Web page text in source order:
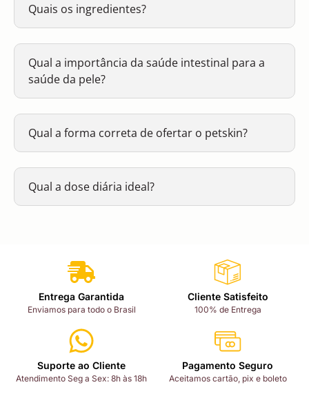
Quais os ingredientes?
Qual a importância da saúde intestinal para a
saúde da pele?
Qual a forma correta de ofertar o petskin?
Qual a dose diária ideal?
Entrega Garantida
Enviamos para todo o Brasil
Cliente Satisfeito
100% de Entrega
Suporte ao Cliente
Atendimento Seg a Sex: 8h às 18h
Pagamento Seguro
Aceitamos cartão, pix e boleto